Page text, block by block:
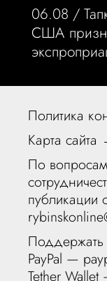
06.08 /
США
Политика
Карта сайта
По
публикации
Поддержать
PayPal —
Tether